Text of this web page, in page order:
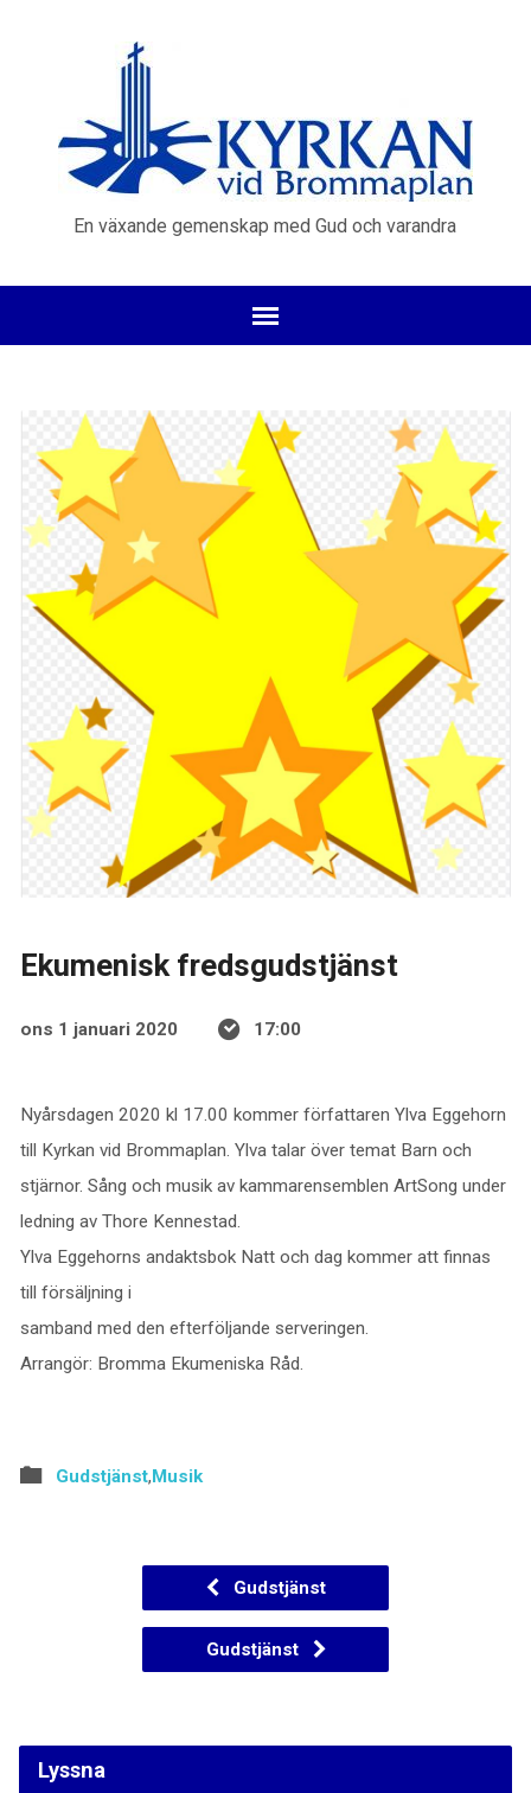
En växande gemenskap med Gud och varandra
Ekumenisk fredsgudstjänst
ons 1 januari 2020 17:00
Nyårsdagen 2020 kl 17.00 kommer författaren Ylva Eggehorn
till Kyrkan vid Brommaplan. Ylva talar över temat Barn och
stjärnor. Sång och musik av kammarensemblen ArtSong under
ledning av Thore Kennestad.
Ylva Eggehorns andaktsbok Natt och dag kommer att finnas
till försäljning i
samband med den efterföljande serveringen.
Arrangör: Bromma Ekumeniska Råd.
Gudstjänst,Musik
Gudstjänst
Gudstjänst
Lyssna